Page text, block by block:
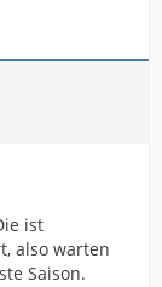
ist
also warten
Saison.